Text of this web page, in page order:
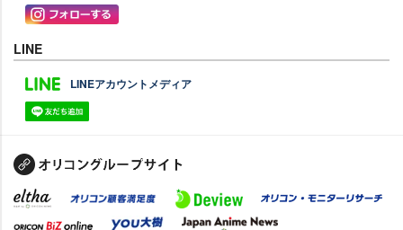
LINE
LINEアカウントメディア